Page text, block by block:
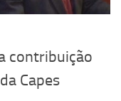
contribuição
Capes